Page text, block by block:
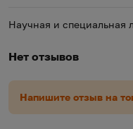
Научная и специальная
Нет отзывов
Напишите отзыв на